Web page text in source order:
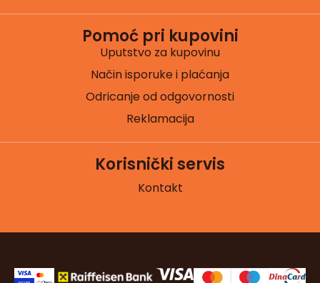
Pomoć pri kupovini
Uputstvo za kupovinu
Način isporuke i plaćanja
Odricanje od odgovornosti
Reklamacija
Korisnički servis
Kontakt